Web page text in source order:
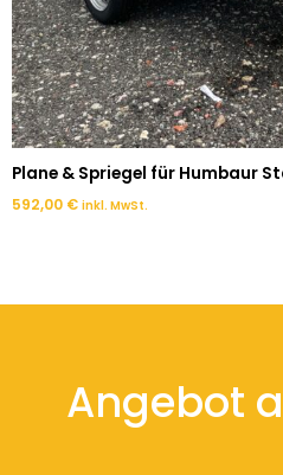
Plane & Spriegel für Humbaur
592,00 € inkl. MwSt.
Angebot